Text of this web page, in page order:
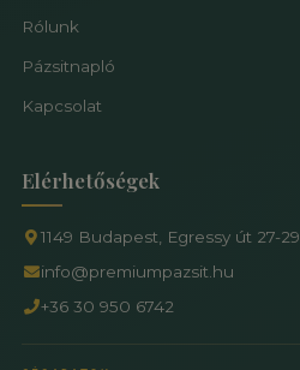
Rólunk
Pázsitnapló
Kapcsolat
Elérhetőségek
1149 Budapest, Egressy út 27-29.
info@premiumpazsit.hu
+36 30 950 6742